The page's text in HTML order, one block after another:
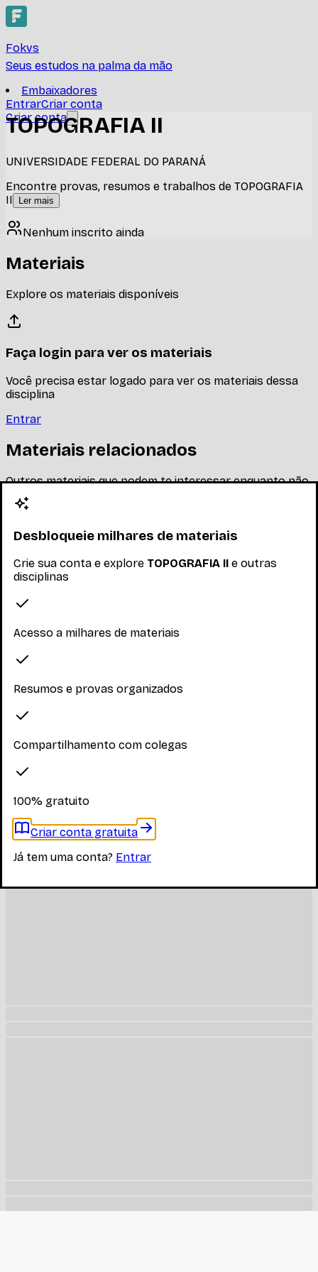
Fokvs
Seus estudos na palma da mão
Embaixadores
EntrarCriar conta
Criar conta
TOPOGRAFIA II
UNIVERSIDADE FEDERAL DO PARANÁ
Encontre provas, resumos e trabalhos de TOPOGRAFIA
II
Ler mais
Nenhum inscrito ainda
Materiais
Explore os materiais disponíveis
Faça login para ver os materiais
Você precisa estar logado para ver os materiais dessa
disciplina
Entrar
Materiais relacionados
Outros materiais que podem te interessar enquanto não
há materiais específicos desta disciplina
Desbloqueie milhares de materiais
Crie sua conta e explore TOPOGRAFIA II e outras
disciplinas
Acesso a milhares de materiais
Resumos e provas organizados
Compartilhamento com colegas
100% gratuito
Criar conta gratuita
Já tem uma conta? Entrar